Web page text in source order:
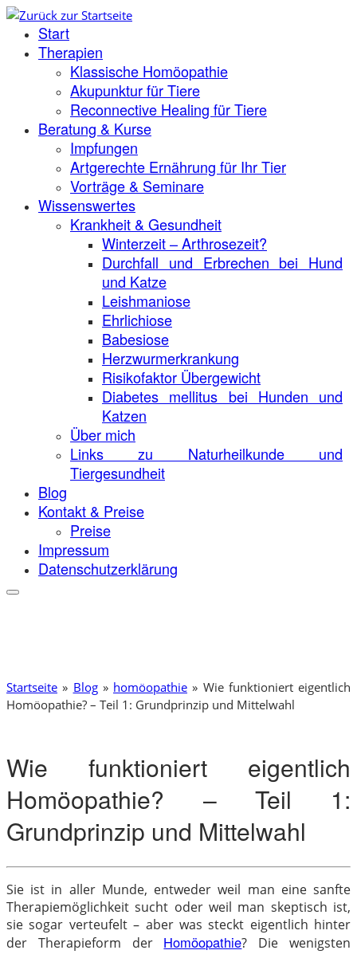
Zum
Inhalt
springen
Start
Therapien
Klassische Homöopathie
Akupunktur für Tiere
Reconnective Healing für Tiere
Beratung & Kurse
Impfungen
Artgerechte Ernährung für Ihr Tier
Vorträge & Seminare
Wissenswertes
Krankheit & Gesundheit
Winterzeit – Arthrosezeit?
Durchfall und Erbrechen bei Hund
und Katze
Leishmaniose
Ehrlichiose
Babesiose
Herzwurmerkrankung
Risikofaktor Übergewicht
Diabetes mellitus bei Hunden und
Katzen
Über mich
Links zu Naturheilkunde und
Tiergesundheit
Blog
Kontakt & Preise
Preise
Impressum
Datenschutzerklärung
Startseite » Blog » homöopathie » Wie funktioniert eigentlich
Homöopathie? – Teil 1: Grundprinzip und Mittelwahl
Wie funktioniert eigentlich
Homöopathie? – Teil 1:
Grundprinzip und Mittelwahl
Sie ist in aller Munde, entweder weil man eine sanfte
Therapiemöglichkeit sucht oder weil man skeptisch ist,
sie sogar verteufelt – aber was steckt eigentlich hinter
der Therapieform der Homöopathie? Die wenigsten